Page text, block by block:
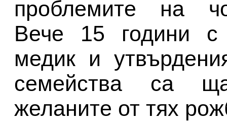
проблемите на
Вече 15 години
медик и
семейства са
желаните от тях